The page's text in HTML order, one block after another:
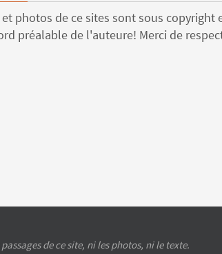
et photos de ce sites sont sous copyright
préalable de l'auteure! Merci de
de ce site, ni les photos, ni le texte.